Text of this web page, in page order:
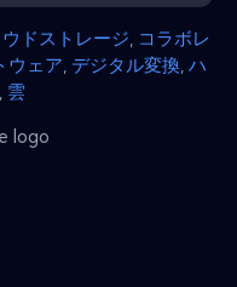
ドストレージ コラボレ
ウェア デジタル変換 ハ
雲